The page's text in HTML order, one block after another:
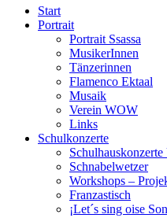
Start
Portrait
Portrait Ssassa
MusikerInnen
Tänzerinnen
Flamenco Ektaal
Musaik
Verein WOW
Links
Schulkonzerte
Schnabelwetzer
Workshops –
Franzastisch
¡Let´s sing oise